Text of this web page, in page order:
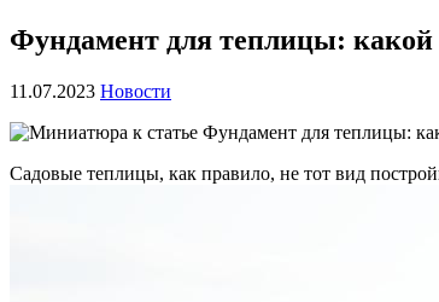
Фундамент для теплицы: какой
11.07.2023 Новости
Садовые теплицы, как правило, не тот вид